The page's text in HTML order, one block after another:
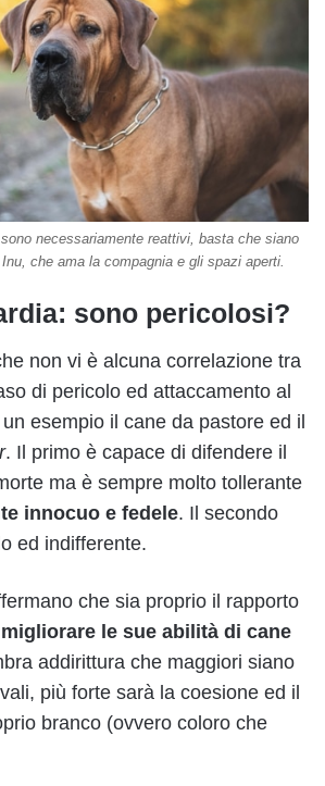
necessariamente reattivi, basta che siano
che ama la compagnia e gli spazi aperti.
sono pericolosi?
non vi è alcuna correlazione tra
di pericolo ed attaccamento al
esempio il cane da pastore ed il
. Il primo è capace di difendere il
ma è sempre molto tollerante
innocuo e fedele. Il secondo
ed indifferente.
che sia proprio il rapporto
migliorare le sue abilità di cane
addirittura che maggiori siano
più forte sarà la coesione ed il
branco (ovvero coloro che